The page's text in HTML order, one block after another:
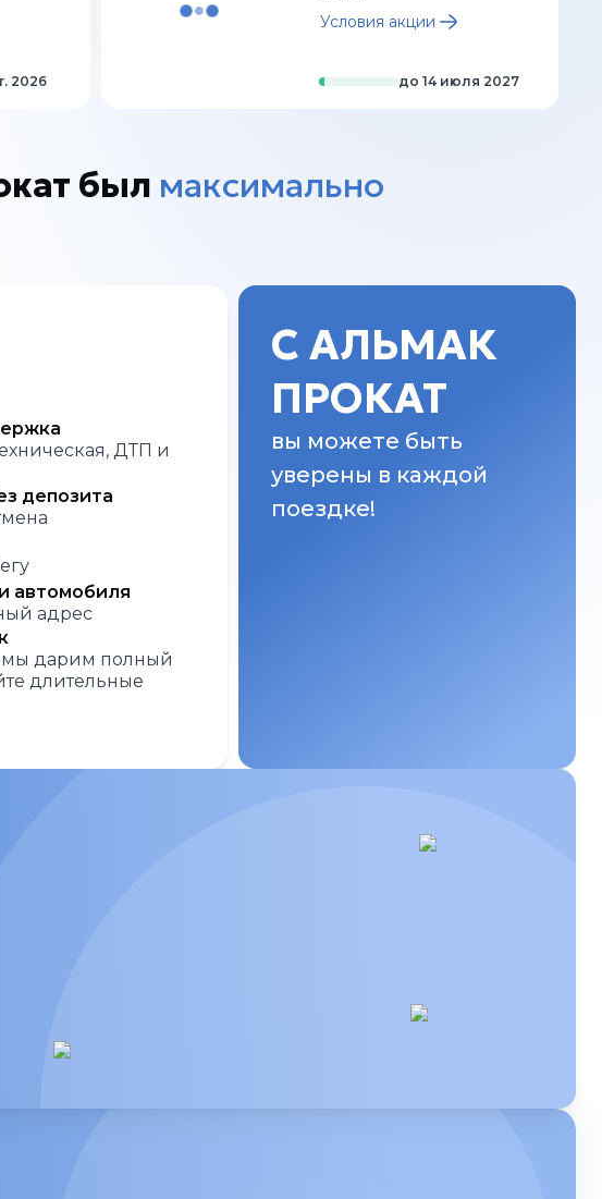
2026
Условия акции
до 14 июля 2027
был максимально
ДТП и
депозита
автомобиля
адрес
мы дарим полный
длительные
С АЛЬМАК
ПРОКАТ
вы можете быть
уверены в каждой
поездке!